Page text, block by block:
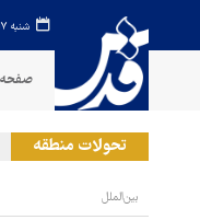
شنبه ۱۷ مرداد ۱۴۰۵
تحولات منطقه
بین‌الملل